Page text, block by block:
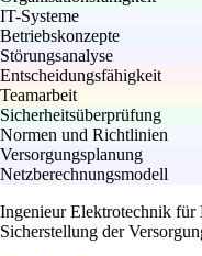
IT-Systeme
Betriebskonzepte
Störungsanalyse
Entscheidungsfähigkeit
Teamarbeit
Sicherheitsüberprüfung
Normen und Richtlinien
Versorgungsplanung
Netzberechnungsmodell
Ingenieur Elektrotechnik für
Sicherstellung der